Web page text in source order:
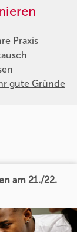
Praxis
gute Gründe
am 21./22.